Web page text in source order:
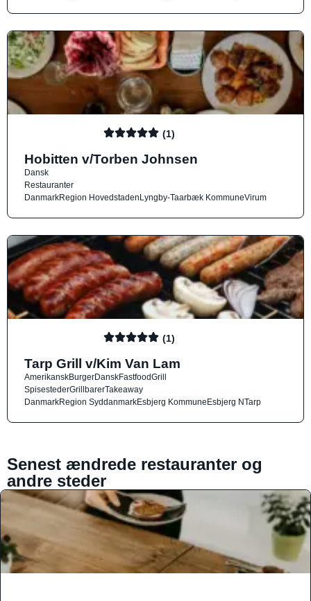
(1)
Hobitten v/Torben Johnsen
Dansk
Restauranter
DanmarkRegion HovedstadenLyngby-Taarbæk KommuneVirum
(1)
Tarp Grill v/Kim Van Lam
AmerikanskBurgerDanskFastfoodGrill
SpisestederGrillbarerTakeaway
DanmarkRegion SyddanmarkEsbjerg KommuneEsbjerg NTarp
Senest ændrede restauranter og
andre steder